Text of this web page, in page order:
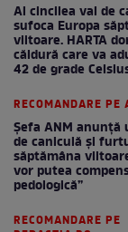
Al cincilea val de
sufoca Europa
viitoare. HARTA
căldură care va
42 de grade
RECOMANDARE PE
Șefa ANM anunță
de caniculă și
săptămâna
vor putea
pedologică”
RECOMANDARE PE